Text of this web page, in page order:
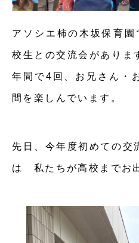
アソシエ柿の木坂保育
校生との交流会がありま
年間で4回、お兄さん・
間を楽しんでいます。
先日、今年度初めての交
は 私たちが高校までお